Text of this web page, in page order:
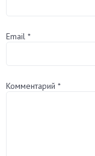
Email *
Комментарий *